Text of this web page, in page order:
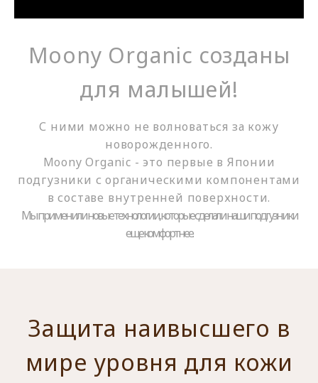
Moony Organic созданы
для малышей!
С ними можно не волноваться за кожу
новорожденного.
Moony Organic - это первые в Японии
подгузники с органическими компонентами
в составе внутренней поверхности.
Мы применили новые технологии, которые сделали наши подгузники
еще комфортнее.
Защита наивысшего в
мире уровня для кожи